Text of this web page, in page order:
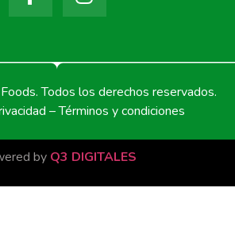
Todos los derechos reservados.
– Términos y condiciones
by Q3 DIGITALES